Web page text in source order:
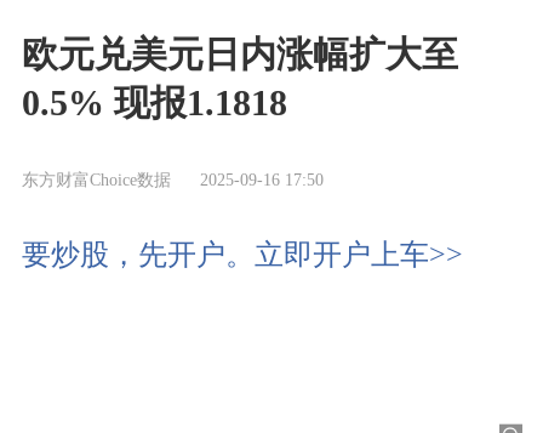
欧元兑美元日内涨幅扩大至
0.5% 现报1.1818
东方财富Choice数据 2025-09-16 17:50
要炒股，先开户。立即开户上车>>